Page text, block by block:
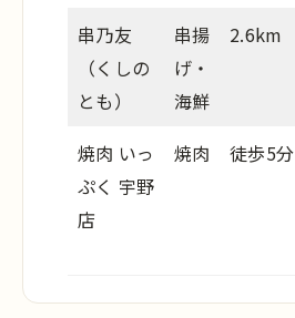
串乃友
（くしの
とも）
串揚
げ・
海鮮
2.6km
焼肉 いっ
ぷく 宇野
店
焼肉 徒歩5分